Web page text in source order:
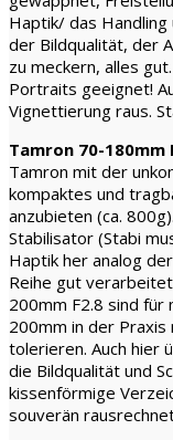
Haptik/ das
der Bildqualität, der
zu meckern, alles
Portraits geeignet!
Vignettierung raus.
Tamron 70-180mm
Tamron mit der
kompaktes und
anzubieten (ca.
Stabilisator (Stabi
Haptik her analog
Reihe gut
200mm F2.8 sind für
200mm in der Praxis
tolerieren. Auch hier
die Bildqualität und
kissenförmige
souverän